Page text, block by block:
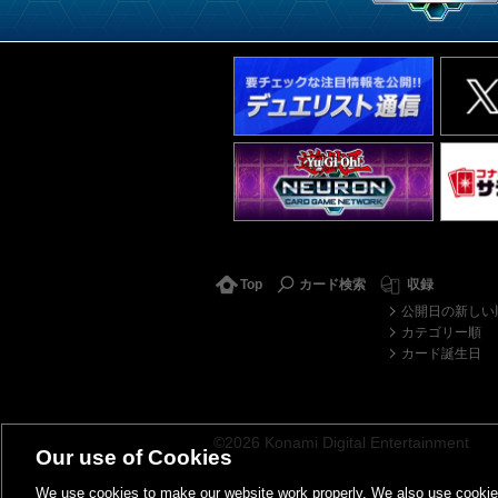
Top カード検索
収録
公開日の新しい
カテゴリー順
カード誕生日
©2026 Konami Digital Entertainment
Our use of Cookies
We use cookies to make our website work properly. We also use